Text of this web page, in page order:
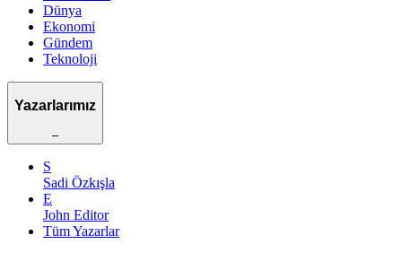
Dünya
Ekonomi
Gündem
Teknoloji
Yazarlarımız
–
S
Sadi Özkışla
E
John Editor
Tüm Yazarlar